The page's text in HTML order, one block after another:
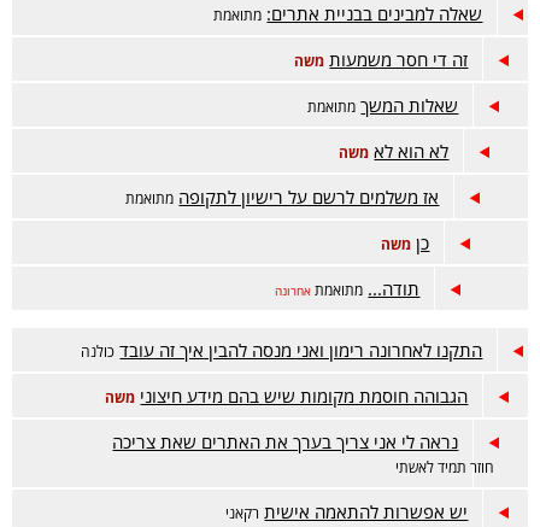
שאלה למבינים בבניית אתרים: מתואמת
זה די חסר משמעות משה
שאלות המשך מתואמת
לא הוא לא משה
אז משלמים לרשם על רישיון לתקופה מתואמת
כן משה
תודה... מתואמת אחרונה
התקנו לאחרונה רימון ואני מנסה להבין איך זה עובד כולנה
הגבוהה חוסמת מקומות שיש בהם מידע חיצוני משה
נראה לי אני צריך בערך את האתרים שאת צריכה
חוזר תמיד לאשתי
יש אפשרות להתאמה אישית רקאני